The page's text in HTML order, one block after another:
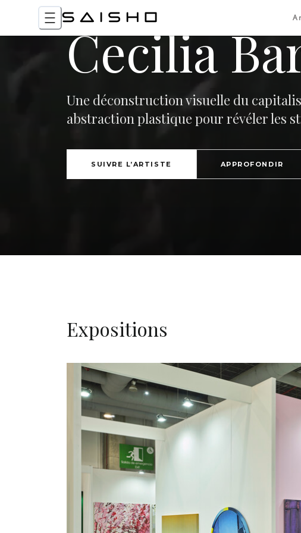
Cecilia
Une déconstruction visuelle du
abstraction plastique pour révéler les
SUIVRE L’ARTISTE APPROFONDIR
Expositions